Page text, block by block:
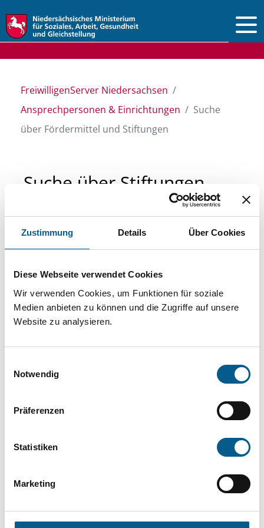
Zustimmung Details Über Cookies
Diese Webseite verwendet Cookies
Wir verwenden Cookies, um Funktionen für soziale
Medien anbieten zu können und die Zugriffe auf unsere
Website zu analysieren.
Notwendig
Präferenzen
Statistiken
Marketing
FreiwilligenServer Niedersachsen
Ansprechpersonen & Einrichtungen
Suche
über Fördermittel und Stiftungen
Suche über Stiftungen
und Fördermittel
Sie suchen finanzielle Unterstützung für ein
Projekt oder ein Vorhaben? Hier können Sie
direkt über unsere Fördermitteldatenbank und
Stiftungsdatenbank recherchieren. Bei der
Suche bitte die Groß- und Kleinschreibung
beachten.
können durch die Wahl von Bereichen oder
Suchen